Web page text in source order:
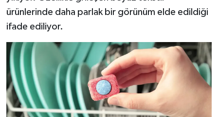
ürünlerinde daha parlak bir görünüm elde edildiği
ifade ediliyor.